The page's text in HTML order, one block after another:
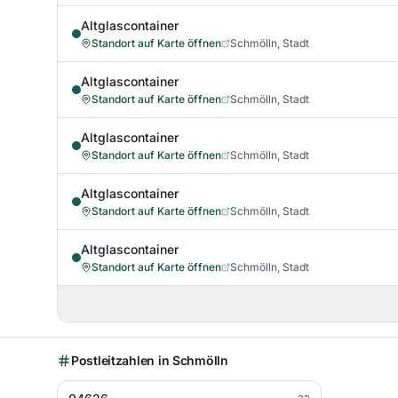
Altglascontainer
Standort auf Karte öffnen Schmölln, Stadt
Altglascontainer
Standort auf Karte öffnen Schmölln, Stadt
Altglascontainer
Standort auf Karte öffnen Schmölln, Stadt
Altglascontainer
Standort auf Karte öffnen Schmölln, Stadt
Altglascontainer
Standort auf Karte öffnen Schmölln, Stadt
Postleitzahlen in Schmölln